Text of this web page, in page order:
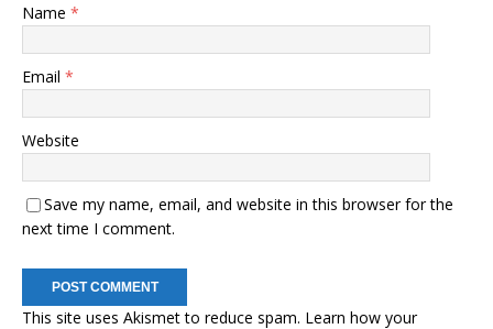
Name *
Email *
Website
Save my name, email, and website in this browser for the
next time I comment.
This site uses Akismet to reduce spam. Learn how your